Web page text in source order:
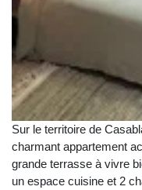
Sur le territoire de
charmant appartement
grande terrasse à vivre
un espace cuisine et 2